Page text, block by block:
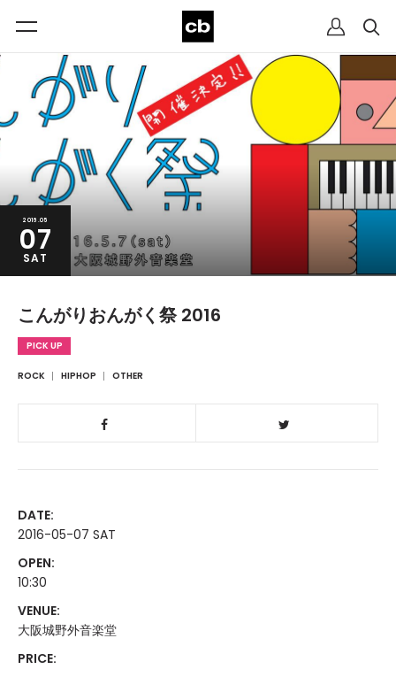
2016.05
07
SAT
こんがりおんがく祭 2016
PICK UP
ROCK HIPHOP OTHER
DATE:
2016-05-07 SAT
OPEN:
10:30
VENUE:
大阪城野外音楽堂
PRICE: